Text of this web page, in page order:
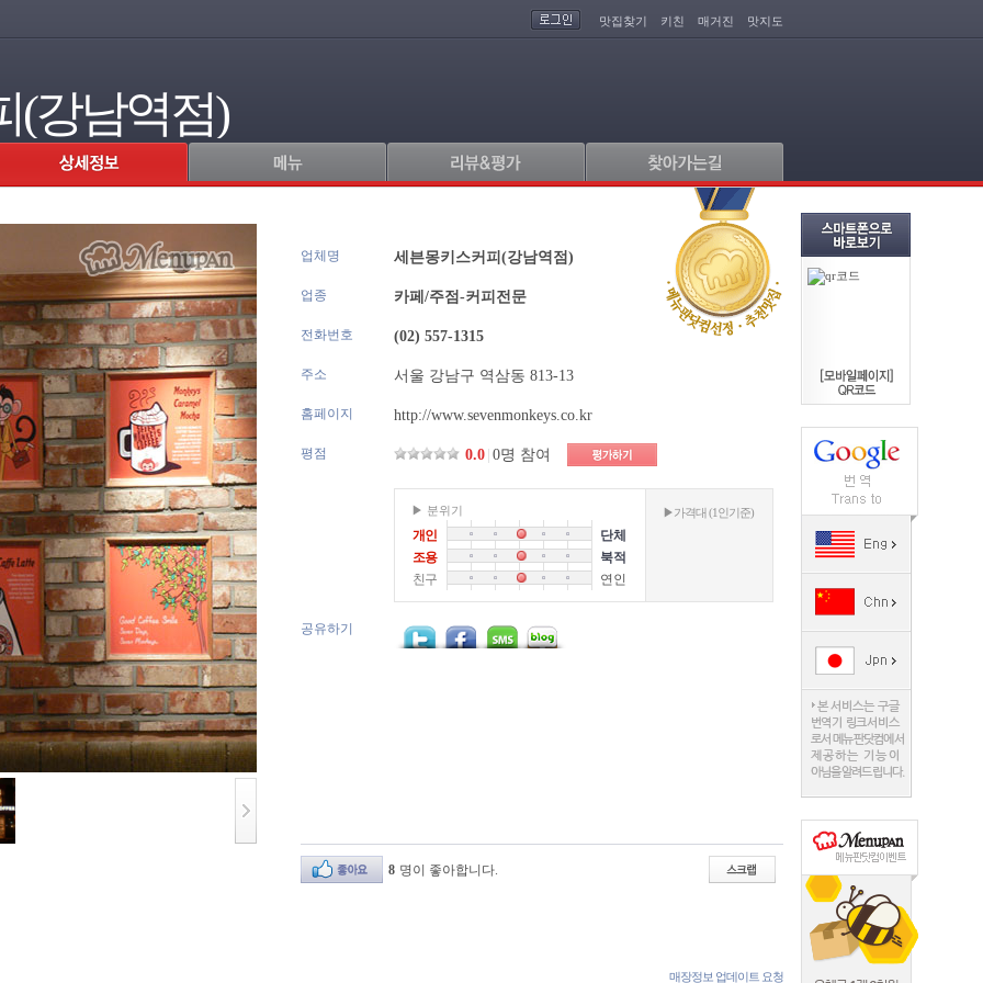
맛집찾기 키친 매거진 맛지도
(강남역점)
업체명 세븐몽키스커피(강남역점)
업종 카페/주점-커피전문
전화번호 (02) 557-1315
주소 서울 강남구 역삼동 813-13
홈페이지 http://www.sevenmonkeys.co.kr
평점 0.0 0명 참여
▶ 분위기
개인
단체
조용
북적
친구
연인
▶가격대 (1인기준)
공유하기
8 명이 좋아합니다.
매장정보 업데이트 요청